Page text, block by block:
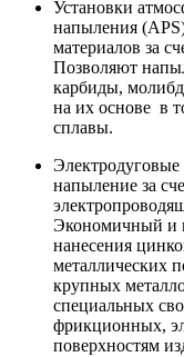
Установки
напыления
материалов за
Позволяют
карбиды,
на их основе в
сплавы.
напыление за
Экономичный и
нанесения
металлических
крупных
специальных
фрикционных,
поверхностям